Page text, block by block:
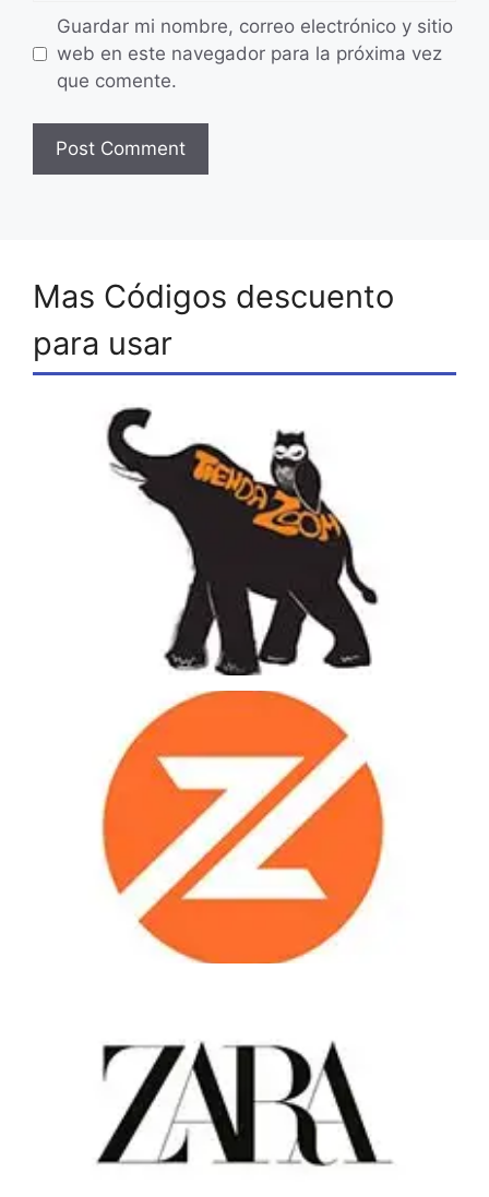
Guardar mi nombre, correo electrónico y sitio
web en este navegador para la próxima vez
que comente.
Mas Códigos descuento
para usar